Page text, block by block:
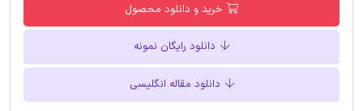
خرید و دانلود محصول
دانلود رایگان نمونه
دانلود مقاله انگلیسی